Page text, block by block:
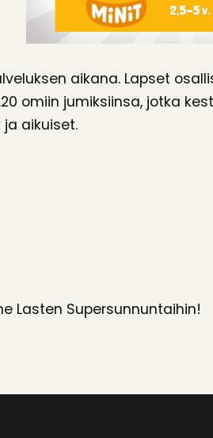
aikana. Lapset
omiin jumiksiinsa, jotka
aikuiset.
Lasten Supersunnuntaihin!